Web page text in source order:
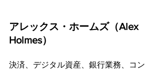
アレックス・ホームズ（Alex
Holmes）
決済、デジタル資産、銀行業務、コン